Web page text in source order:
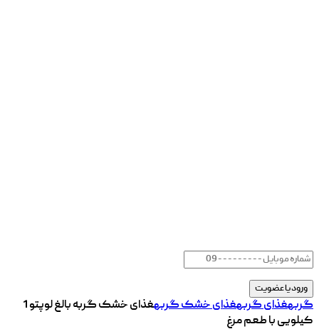
گربهغذای گربهغذای خشک گربه
غذای خشک گربه بالغ لوپتو 1
کیلویی با طعم مرغ